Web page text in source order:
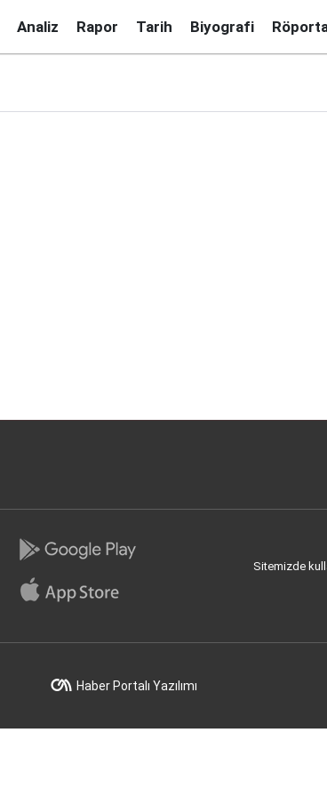
Analiz Rapor Tarih Biyografi
Sitemizde
Haber Portalı Yazılımı